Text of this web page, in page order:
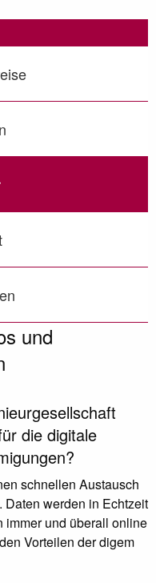
und
die digitale
schnellen Austausch
werden in Echtzeit
immer und überall online
Vorteilen der digem